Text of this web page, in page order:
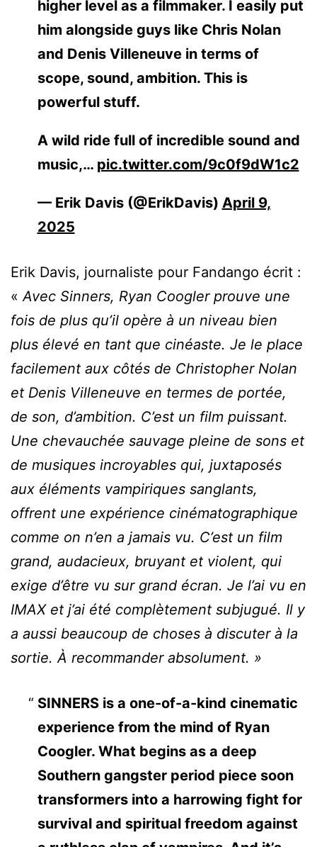
higher level as a filmmaker. I easily put
him alongside guys like Chris Nolan
and Denis Villeneuve in terms of
scope, sound, ambition. This is
powerful stuff.
A wild ride full of incredible sound and
music,… pic.twitter.com/9c0f9dW1c2
— Erik Davis (@ErikDavis) April 9,
2025
Erik Davis, journaliste pour Fandango écrit :
« Avec Sinners, Ryan Coogler prouve une
fois de plus qu’il opère à un niveau bien
plus élevé en tant que cinéaste. Je le place
facilement aux côtés de Christopher Nolan
et Denis Villeneuve en termes de portée,
de son, d’ambition. C’est un film puissant.
Une chevauchée sauvage pleine de sons et
de musiques incroyables qui, juxtaposés
aux éléments vampiriques sanglants,
offrent une expérience cinématographique
comme on n’en a jamais vu. C’est un film
grand, audacieux, bruyant et violent, qui
exige d’être vu sur grand écran. Je l’ai vu en
IMAX et j’ai été complètement subjugué. Il y
a aussi beaucoup de choses à discuter à la
sortie. À recommander absolument. »
SINNERS is a one-of-a-kind cinematic
experience from the mind of Ryan
Coogler. What begins as a deep
Southern gangster period piece soon
transformers into a harrowing fight for
survival and spiritual freedom against